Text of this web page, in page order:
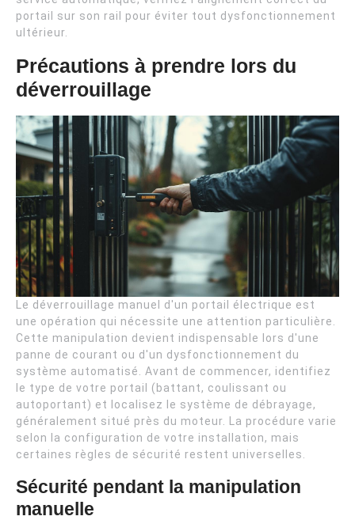
portail sur son rail pour éviter tout dysfonctionnement
ultérieur.
Précautions à prendre lors du
déverrouillage
Le déverrouillage manuel d'un portail électrique est
une opération qui nécessite une attention particulière.
Cette manipulation devient indispensable lors d'une
panne de courant ou d'un dysfonctionnement du
système automatisé. Avant de commencer, identifiez
le type de votre portail (battant, coulissant ou
autoportant) et localisez le système de débrayage,
généralement situé près du moteur. La procédure varie
selon la configuration de votre installation, mais
certaines règles de sécurité restent universelles.
Sécurité pendant la manipulation
manuelle